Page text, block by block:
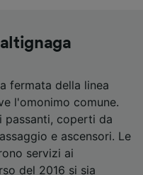
fermata della linea
l'omonimo comune.
passanti, coperti da
e ascensori. Le
servizi ai
del 2016 si sia